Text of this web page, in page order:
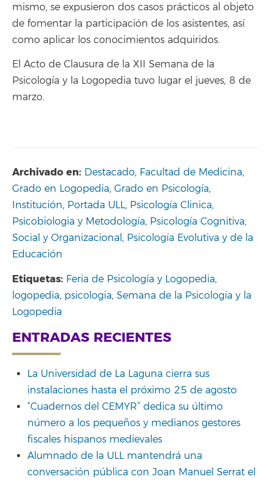
mismo, se expusieron dos casos prácticos al objeto
de fomentar la participación de los asistentes, así
como aplicar los conocimientos adquiridos.
El Acto de Clausura de la XII Semana de la
Psicología y la Logopedia tuvo lugar el jueves, 8 de
marzo.
Archivado en: Destacado, Facultad de Medicina,
Grado en Logopedia, Grado en Psicología,
Institución, Portada ULL, Psicología Clinica,
Psicobiologia y Metodología, Psicología Cognitiva,
Social y Organizacional , Psicología Evolutiva y de la
Educación
Etiquetas: Feria de Psicología y Logopedia,
logopedia, psicologia, Semana de la Psicología y la
Logopedia
ENTRADAS RECIENTES
La Universidad de La Laguna cierra sus
instalaciones hasta el próximo 25 de agosto
“Cuadernos del CEMYR” dedica su último
número a los pequeños y medianos gestores
fiscales hispanos medievales
Alumnado de la ULL mantendrá una
conversación pública con Joan Manuel Serrat el